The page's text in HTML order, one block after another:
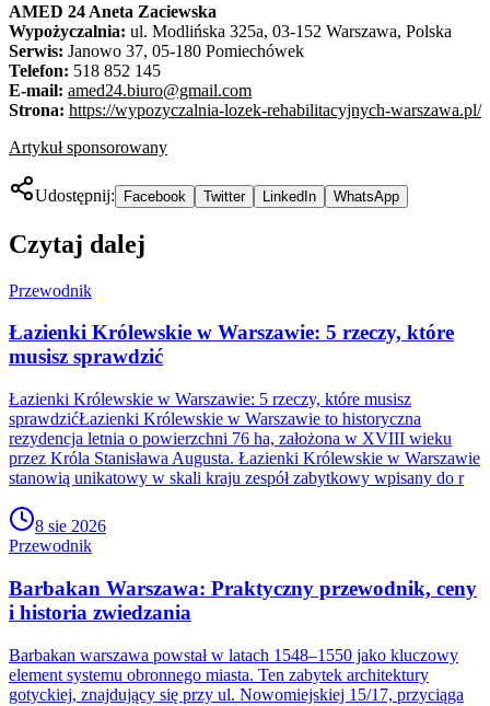
AMED 24 Aneta Zaciewska
Wypożyczalnia: ul. Modlińska 325a, 03-152 Warszawa, Polska
Serwis: Janowo 37, 05-180 Pomiechówek
Telefon: 518 852 145
E-mail: amed24.biuro@gmail.com
Strona: https://wypozyczalnia-lozek-rehabilitacyjnych-warszawa.pl/
Artykuł sponsorowany
Udostępnij: Facebook Twitter LinkedIn WhatsApp
Czytaj dalej
Przewodnik
Łazienki Królewskie w Warszawie: 5 rzeczy, które
musisz sprawdzić
Łazienki Królewskie w Warszawie: 5 rzeczy, które musisz
sprawdzićŁazienki Królewskie w Warszawie to historyczna
rezydencja letnia o powierzchni 76 ha, założona w XVIII wieku
przez Króla Stanisława Augusta. Łazienki Królewskie w Warszawie
stanowią unikatowy w skali kraju zespół zabytkowy wpisany do r
8 sie 2026
Przewodnik
Barbakan Warszawa: Praktyczny przewodnik, ceny
i historia zwiedzania
Barbakan warszawa powstał w latach 1548–1550 jako kluczowy
element systemu obronnego miasta. Ten zabytek architektury
gotyckiej, znajdujący się przy ul. Nowomiejskiej 15/17, przyciąga